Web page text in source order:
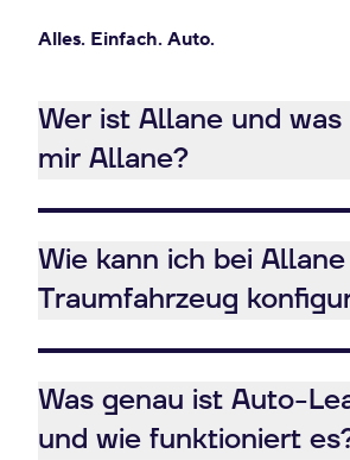
Alles. Einfach. Auto.
Wer ist Allane und
mir Allane?
Wie kann ich bei
Traumfahrzeug
Was genau ist Auto-
und wie funktioniert